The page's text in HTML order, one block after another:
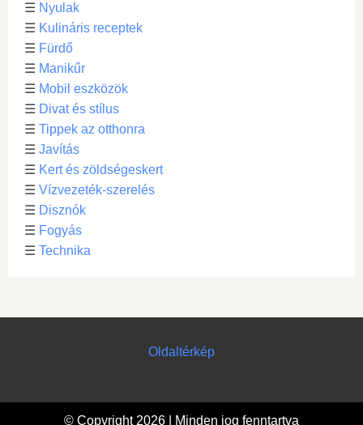
☰ Nyulak
☰ Kulináris receptek
☰ Fürdő
☰ Manikűr
☰ Mobil eszközök
☰ Divat és stílus
☰ Tippek az otthonra
☰ Javítás
☰ Kert és zöldségeskert
☰ Vízvezeték-szerelés
☰ Disznók
☰ Fogyás
☰ Technika
Oldaltérkép
© Copyright 2026 | Minden jog fenntartva